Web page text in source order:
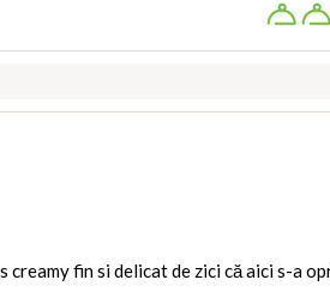
creamy fin si delicat de zici că aici s-a